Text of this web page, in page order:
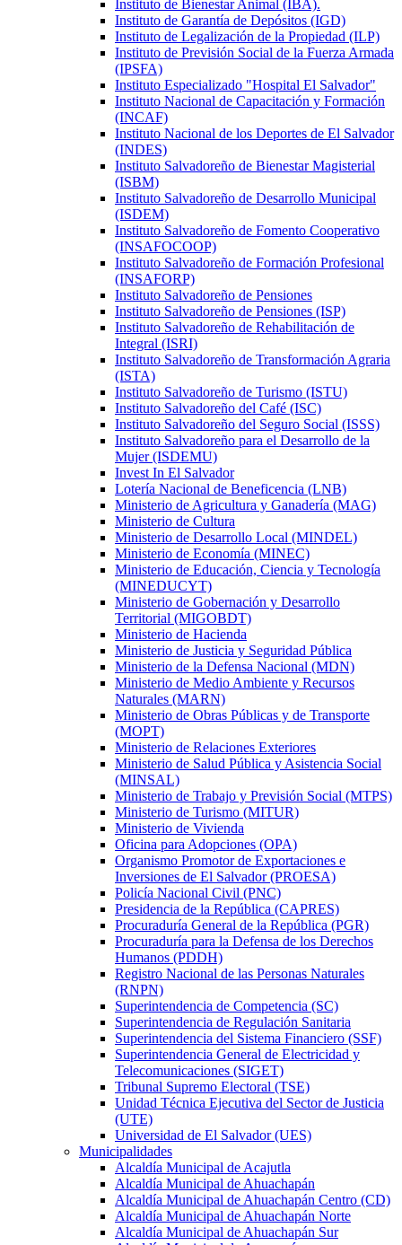
Instituto de Bienestar Animal (IBA).
Instituto de Garantía de Depósitos (IGD)
Instituto de Legalización de la Propiedad (ILP)
Instituto de Previsión Social de la Fuerza Armada
(IPSFA)
Instituto Especializado "Hospital El Salvador"
Instituto Nacional de Capacitación y Formación
(INCAF)
Instituto Nacional de los Deportes de El Salvador
(INDES)
Instituto Salvadoreño de Bienestar Magisterial
(ISBM)
Instituto Salvadoreño de Desarrollo Municipal
(ISDEM)
Instituto Salvadoreño de Fomento Cooperativo
(INSAFOCOOP)
Instituto Salvadoreño de Formación Profesional
(INSAFORP)
Instituto Salvadoreño de Pensiones
Instituto Salvadoreño de Pensiones (ISP)
Instituto Salvadoreño de Rehabilitación de
Integral (ISRI)
Instituto Salvadoreño de Transformación Agraria
(ISTA)
Instituto Salvadoreño de Turismo (ISTU)
Instituto Salvadoreño del Café (ISC)
Instituto Salvadoreño del Seguro Social (ISSS)
Instituto Salvadoreño para el Desarrollo de la
Mujer (ISDEMU)
Invest In El Salvador
Lotería Nacional de Beneficencia (LNB)
Ministerio de Agricultura y Ganadería (MAG)
Ministerio de Cultura
Ministerio de Desarrollo Local (MINDEL)
Ministerio de Economía (MINEC)
Ministerio de Educación, Ciencia y Tecnología
(MINEDUCYT)
Ministerio de Gobernación y Desarrollo
Territorial (MIGOBDT)
Ministerio de Hacienda
Ministerio de Justicia y Seguridad Pública
Ministerio de la Defensa Nacional (MDN)
Ministerio de Medio Ambiente y Recursos
Naturales (MARN)
Ministerio de Obras Públicas y de Transporte
(MOPT)
Ministerio de Relaciones Exteriores
Ministerio de Salud Pública y Asistencia Social
(MINSAL)
Ministerio de Trabajo y Previsión Social (MTPS)
Ministerio de Turismo (MITUR)
Ministerio de Vivienda
Oficina para Adopciones (OPA)
Organismo Promotor de Exportaciones e
Inversiones de El Salvador (PROESA)
Policía Nacional Civil (PNC)
Presidencia de la República (CAPRES)
Procuraduría General de la República (PGR)
Procuraduría para la Defensa de los Derechos
Humanos (PDDH)
Registro Nacional de las Personas Naturales
(RNPN)
Superintendencia de Competencia (SC)
Superintendencia de Regulación Sanitaria
Superintendencia del Sistema Financiero (SSF)
Superintendencia General de Electricidad y
Telecomunicaciones (SIGET)
Tribunal Supremo Electoral (TSE)
Unidad Técnica Ejecutiva del Sector de Justicia
(UTE)
Universidad de El Salvador (UES)
Municipalidades
Alcaldía Municipal de Acajutla
Alcaldía Municipal de Ahuachapán
Alcaldía Municipal de Ahuachapán Centro (CD)
Alcaldía Municipal de Ahuachapán Norte
Alcaldía Municipal de Ahuachapán Sur